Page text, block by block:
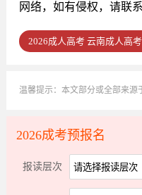
网络，如有侵权，请联
2026成人高考 云南成人高
温馨提示：本文部分或全部来源
2026成考预报名
报读层次